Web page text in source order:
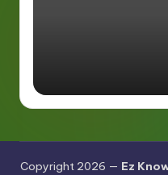
Copyright 2026 — Ez